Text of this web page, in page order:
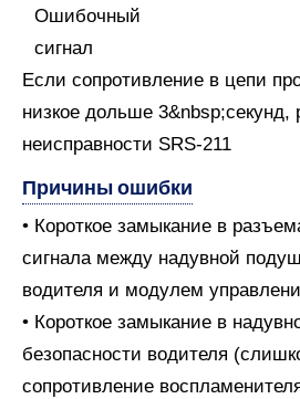
Если сопротивление в цепи
низкое дольше 3&nbsp;секунд,
неисправности SRS-211
Причины ошибки
• Короткое замыкание в
сигнала между надувной
водителя и модулем
• Короткое замыкание в
безопасности водителя
сопротивление